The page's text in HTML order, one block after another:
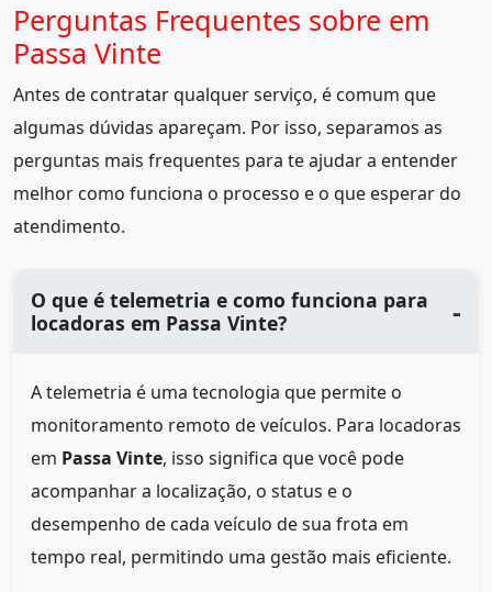
Perguntas Frequentes sobre em
Passa Vinte
Antes de contratar qualquer serviço, é comum que
algumas dúvidas apareçam. Por isso, separamos as
perguntas mais frequentes para te ajudar a entender
melhor como funciona o processo e o que esperar do
atendimento.
O que é telemetria e como funciona para
locadoras em Passa Vinte?
A telemetria é uma tecnologia que permite o
monitoramento remoto de veículos. Para locadoras
em Passa Vinte, isso significa que você pode
acompanhar a localização, o status e o
desempenho de cada veículo de sua frota em
tempo real, permitindo uma gestão mais eficiente.